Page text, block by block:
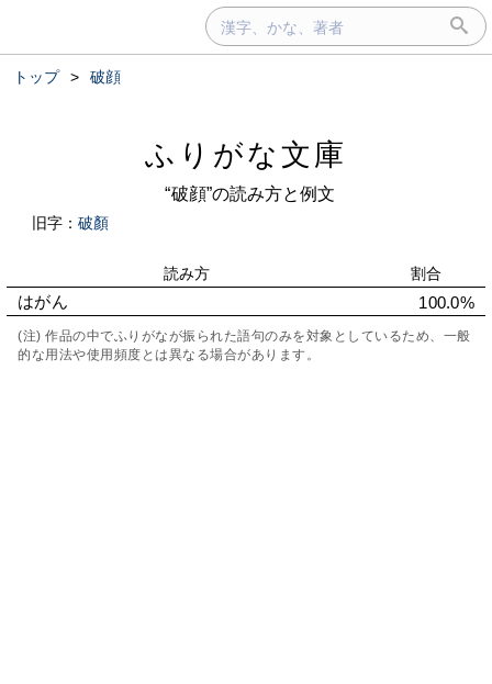
トップ > 破顔
ふりがな文庫
“破顔”の読み方と例文
旧字： 破顏
読み方 割合
はがん 100.0%
(注) 作品の中でふりがなが振られた語句のみを対象としているため、一般
的な用法や使用頻度とは異なる場合があります。